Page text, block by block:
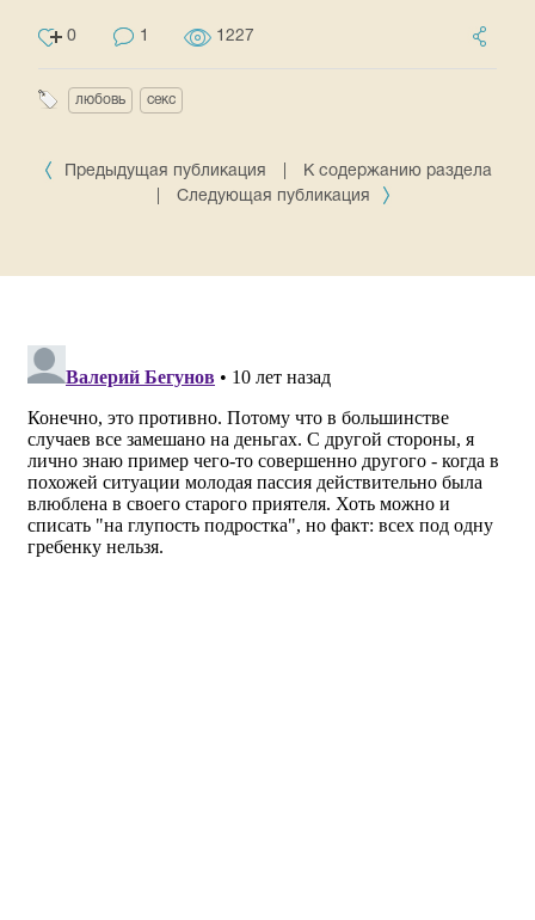
0 1 1227
любовь секс
Предыдущая публикация
К содержанию раздела
Следующая публикация